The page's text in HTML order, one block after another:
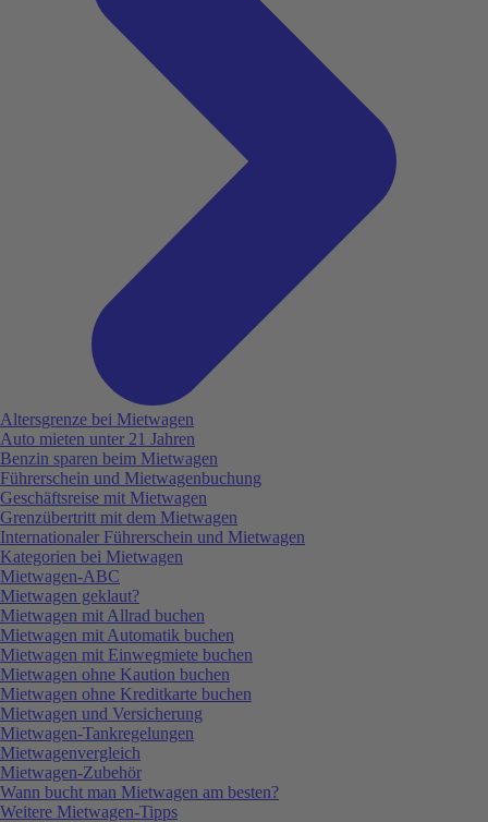
Altersgrenze bei Mietwagen
Auto mieten unter 21 Jahren
Benzin sparen beim Mietwagen
Führerschein und Mietwagenbuchung
Geschäftsreise mit Mietwagen
Grenzübertritt mit dem Mietwagen
Internationaler Führerschein und Mietwagen
Kategorien bei Mietwagen
Mietwagen-ABC
Mietwagen geklaut?
Mietwagen mit Allrad buchen
Mietwagen mit Automatik buchen
Mietwagen mit Einwegmiete buchen
Mietwagen ohne Kaution buchen
Mietwagen ohne Kreditkarte buchen
Mietwagen und Versicherung
Mietwagen-Tankregelungen
Mietwagenvergleich
Mietwagen-Zubehör
Wann bucht man Mietwagen am besten?
Weitere Mietwagen-Tipps